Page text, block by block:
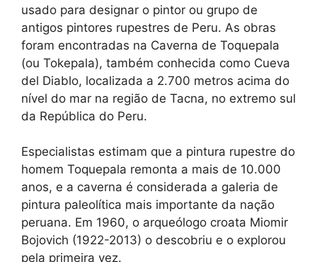
usado para designar o pintor ou grupo de
antigos pintores rupestres de Peru. As obras
foram encontradas na Caverna de Toquepala
(ou Tokepala), também conhecida como Cueva
del Diablo, localizada a 2.700 metros acima do
nível do mar na região de Tacna, no extremo sul
da República do Peru.
Especialistas estimam que a pintura rupestre do
homem Toquepala remonta a mais de 10.000
anos, e a caverna é considerada a galeria de
pintura paleolítica mais importante da nação
peruana. Em 1960, o arqueólogo croata Miomir
Bojovich (1922-2013) o descobriu e o explorou
pela primeira vez.